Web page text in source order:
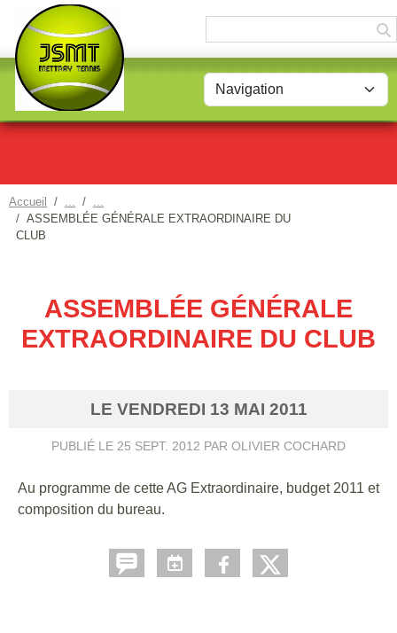
Accueil
ASSEMBLÉE GÉNÉRALE EXTRAORDINAIRE DU
CLUB
ASSEMBLÉE GÉNÉRALE
EXTRAORDINAIRE DU CLUB
LE VENDREDI 13 MAI 2011
PUBLIÉ LE 25 SEPT. 2012 PAR OLIVIER COCHARD
Au programme de cette AG Extraordinaire, budget 2011 et
composition du bureau.
Panneau de gestion des cookies